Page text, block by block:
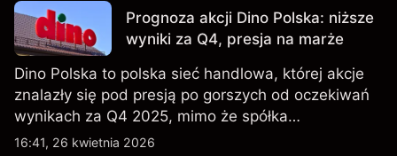
Prognoza akcji Dino Polska: niższe
wyniki za Q4, presja na marże
Dino Polska to polska sieć handlowa, której akcje
znalazły się pod presją po gorszych od oczekiwań
wynikach za Q4 2025, mimo że spółka
kontynuowała rozwój sieci sklepów w Q1 2026.
16:41, 26 kwietnia 2026